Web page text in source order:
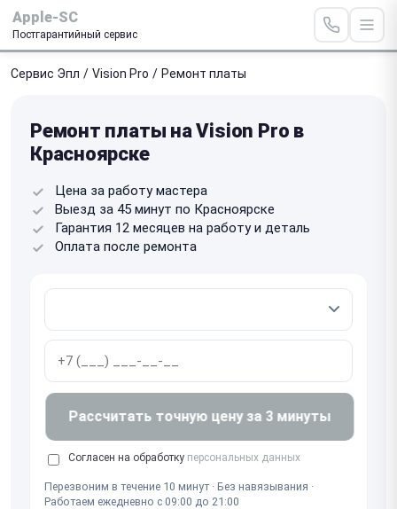
Apple-SC
Постгарантийный сервис
Сервис Эпл / Vision Pro / Ремонт платы
Ремонт платы на Vision Pro в
Красноярске
Цена за работу мастера
Выезд за 45 минут по Красноярске
Гарантия 12 месяцев на работу и деталь
Оплата после ремонта
Рассчитать точную цену за 3 минуты
Согласен на обработку персональных данных
Перезвоним в течение 10 минут · Без навязывания ·
Работаем ежедневно с 09:00 до 21:00